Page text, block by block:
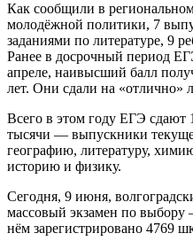
Как сообщили в
молодёжной политики, 7
заданиями по литературе, 9
Ранее в досрочный период
апреле, наивысший балл
лет. Они сдали на «отлично»
Всего в этом году ЕГЭ сдают
тысячи — выпускники
географию, литературу,
историю и физику.
Сегодня, 9 июня,
массовый экзамен по выбору
нём зарегистрировано 4769